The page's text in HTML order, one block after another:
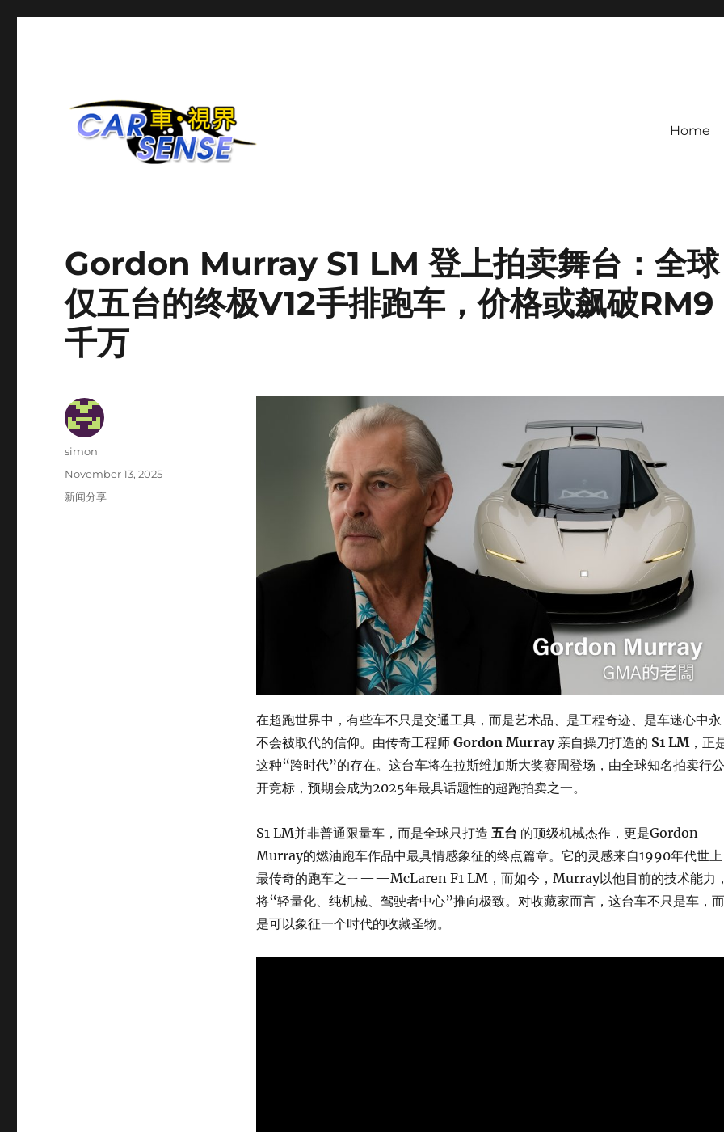
Home
Gordon Murray S1 LM 登上拍卖舞台：全球
仅五台的终极V12手排跑车，价格或飙破RM9
千万
在超跑世界中，有些车不只是交通工具，而是艺术品、是工程奇迹、是车迷心中永
不会被取代的信仰。由传奇工程师 Gordon Murray亲自操刀打造的 S1 LM，正
这种“跨时代”的存在。这台车将在拉斯维加斯大奖赛周登场，由全球知名拍卖行公
开竞标，预期会成为2025年最具话题性的超跑拍卖之一。
S1 LM并非普通限量车，而是全球只打造 五台 的顶级机械杰作，更是Gordon
Murray的燃油跑车作品中最具情感象征的终点篇章。它的灵感来自1990年代世上
最传奇的跑车之ㄧ——McLaren F1 LM，而如今，Murray以他目前的技术能力
将“轻量化、纯机械、驾驶者中心”推向极致。对收藏家而言，这台车不只是车，而
是可以象征一个时代的收藏圣物。
Author
simon
Posted
on
November 13, 2025
Categories
新闻分享